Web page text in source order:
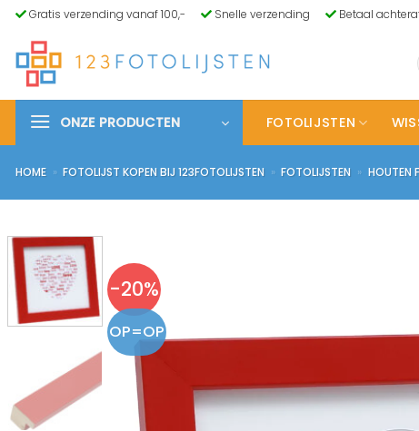
Ga
inhoud
Gratis verzending vanaf 100,- Snelle verzending Betaal
ONZE PRODUCTEN FOTOLIJSTEN
HOME » FOTOLIJST KOPEN BIJ 123FOTOLIJSTEN » FOTOLIJSTEN » HOUTEN
-20%
OP=OP